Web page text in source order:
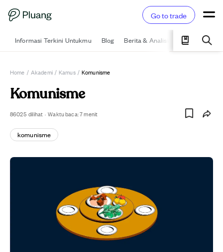
Go to trade
Informasi Terkini Untukmu Blog Berita & Analisis Pelajari
Home / Akademi / Kamus / Komunisme
Komunisme
86025dilihat · Waktu baca:7menit
komunisme